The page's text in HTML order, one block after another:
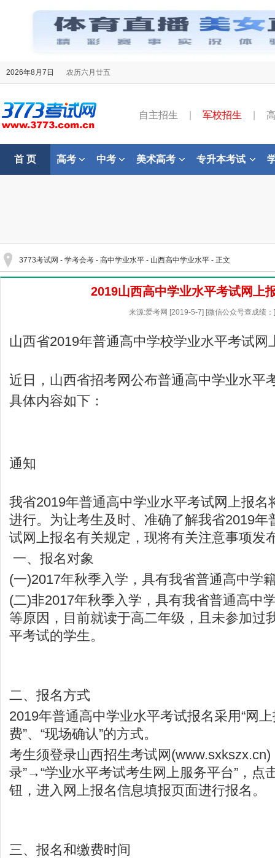
2026年8月7日 农历六月廿五
自主招生 军校招生
首 页 高考 中考 美术高考 专升本考试
3773考试网 - 学考会考 - 高中学业水平 - 山西高中学业水平 - 正文
2019山西高中学业水平考试网上
来源:爱考网 [2019-5-7] [微信公众号查成绩
山西省2019年普通高中学校学业水平考试网
近日，山西省招考网公布普通高中学业水平
具体内容如下：
通知
我省2019年普通高中学业水平考试网上报名
进行。为让考生及时、准确了解我省2019年
试网上报名有关规定，现将有关注意事项发
一、报名对象
(一)2017年秋季入学，具有我省普通高中学
(二)非2017年秋季入学，具有我省普通高中
等原因，目前就读于高二年级，且未参加过
平考试的学生。
二、报名方式
2019年普通高中学业水平考试报名采用“网上
费”、“现场确认”的方式。
考生须登录山西招生考试网 (www.sxkszx.cn)
录”→“学业水平考试考生网上服务平台”，点
钮，进入网上报名信息填报页面进行报名。
三、报名和缴费时间